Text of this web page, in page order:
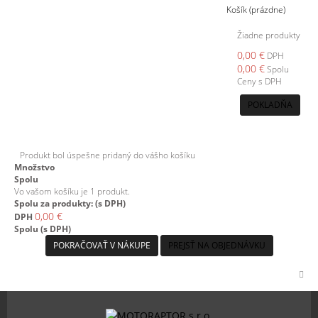
Košík(prázdne)
Žiadne produkty
0,00 € DPH
0,00 €Spolu
Ceny s DPH
POKLADŇA
Produkt bol úspešne pridaný do vášho košíku
Množstvo
Spolu
Vo vašom košíku je 1 produkt.
Spolu za produkty: (s DPH)
DPH 0,00 €
Spolu (s DPH)
POKRAČOVAŤ V NÁKUPE
PREJSŤ NA OBJEDNÁVKU